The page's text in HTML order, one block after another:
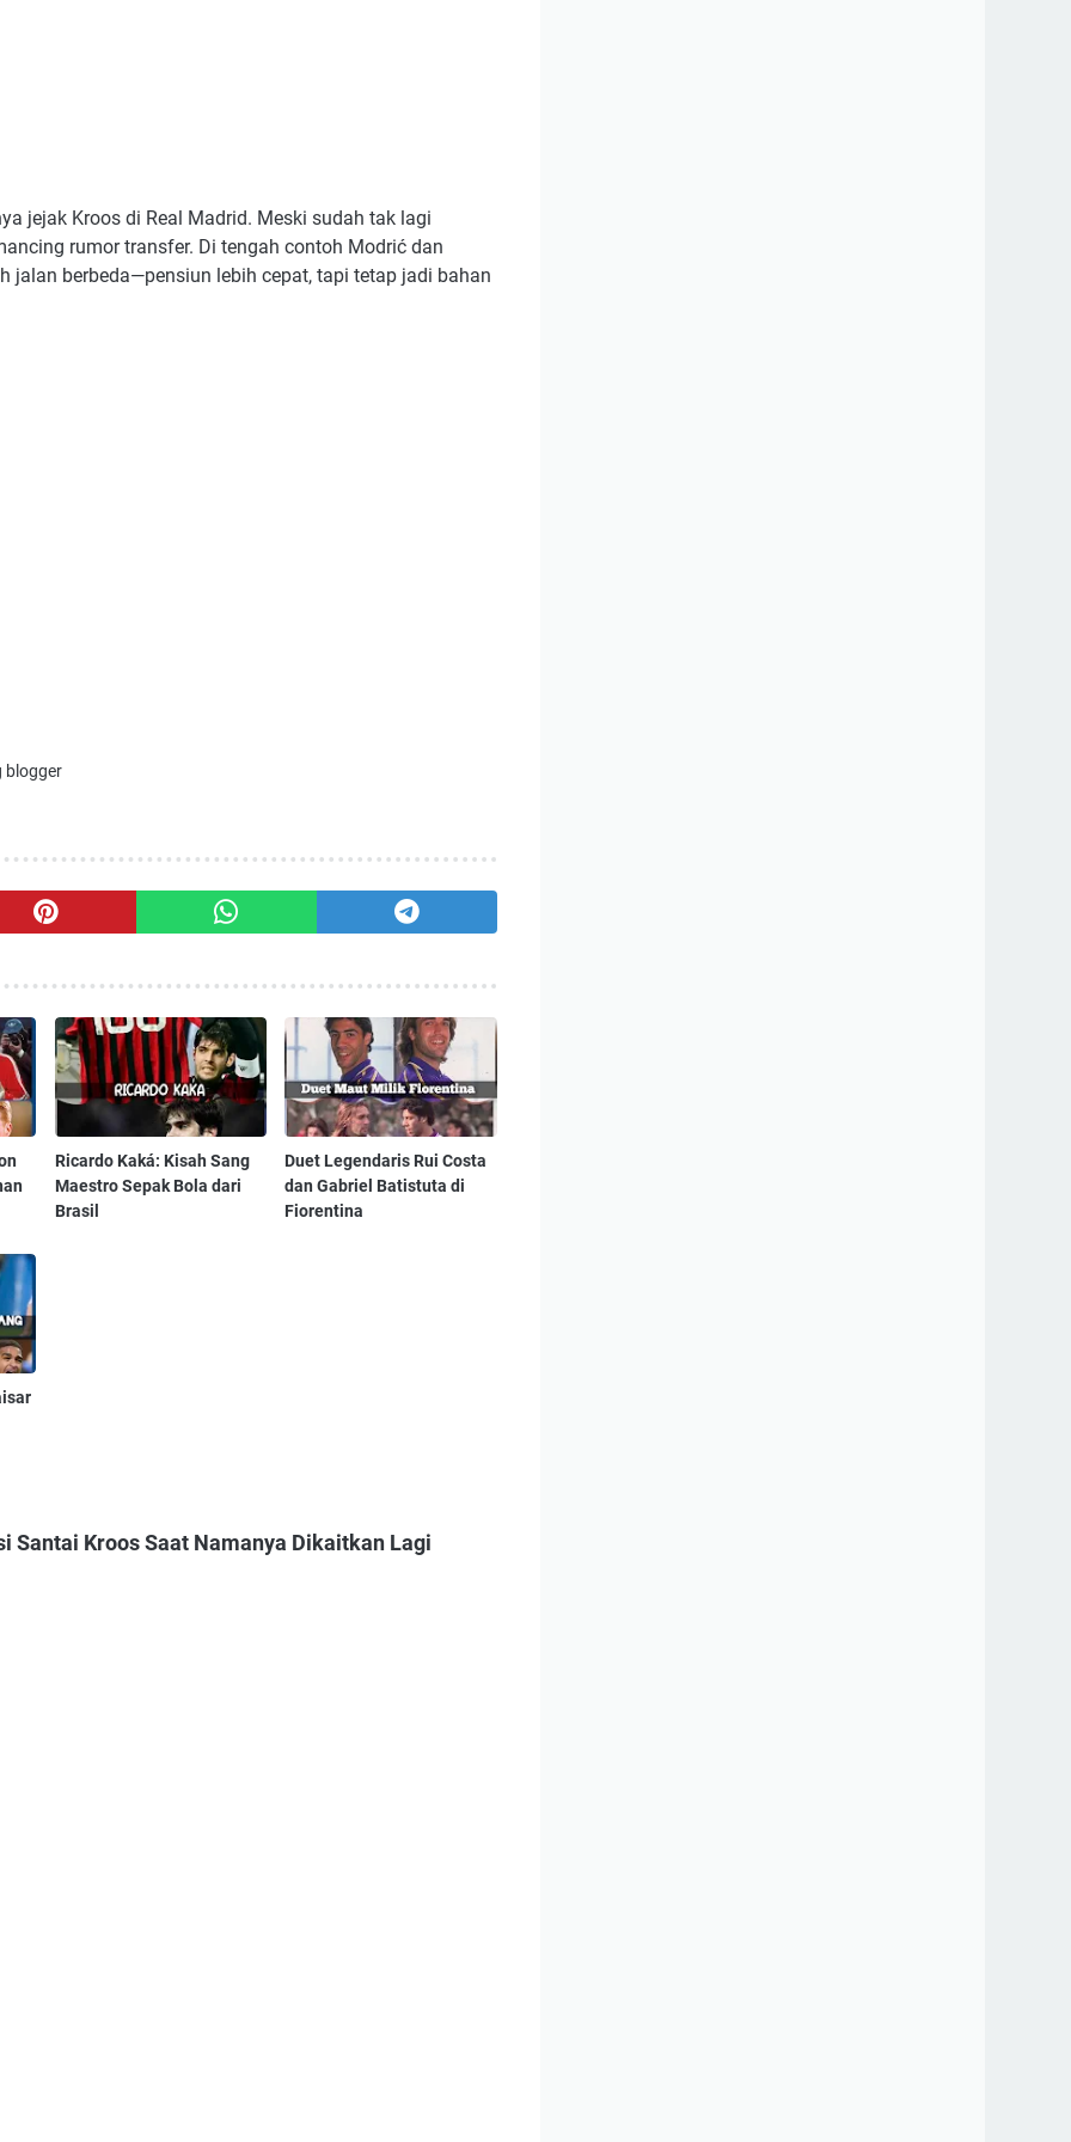
jejak Kroos di Real Madrid. Meski sudah tak lagi
rumor transfer. Di tengah contoh Modrić dan
jalan berbeda—pensiun lebih cepat, tapi tetap jadi bahan
blogger
Ricardo Kaká: Kisah Sang
Maestro Sepak Bola dari
Brasil
Duet Legendaris Rui Costa
dan Gabriel Batistuta di
Fiorentina
Santai Kroos Saat Namanya Dikaitkan Lagi